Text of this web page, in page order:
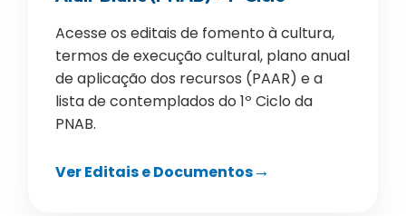
Acesse os editais de fomento à cultura,
termos de execução cultural, plano anual
de aplicação dos recursos (PAAR) e a
lista de contemplados do 1º Ciclo da
PNAB.
Ver Editais e Documentos